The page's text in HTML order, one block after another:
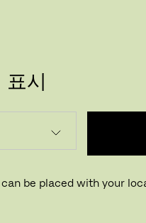
시
be placed with your